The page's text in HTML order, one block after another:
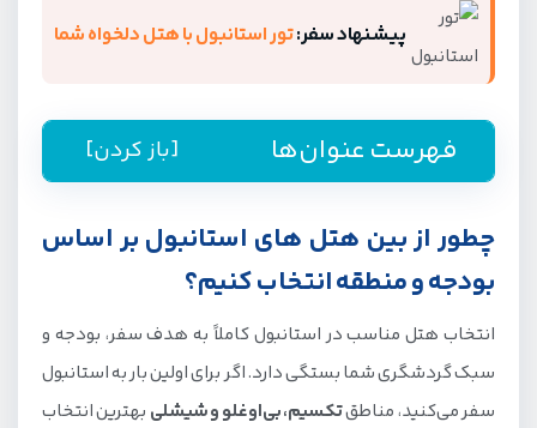
پیشنهاد سفر:تور استانبول با هتل دلخواه شما
فهرست عنوان‌ها [باز کردن]
منطقه انتخاب کنیم؟
قیمت هتل های استانبول چقدر است؟ از ارزان تا لوکس
بهترین مناطق برای رزرو هتل در استانبول برای اولین سفر
بهترین هتل های 5 ستاره استانبول
چطور از بین هتل های استانبول بر اساس
بودجه و منطقه انتخاب کنیم؟
انتخاب هتل مناسب در استانبول کاملاً به هدف سفر، بودجه و
سبک گردشگری شما بستگی دارد. اگر برای اولین بار به استانبول
سفر می‌کنید، مناطقتکسیم، بی‌اوغلو و شیشلی بهترین انتخاب